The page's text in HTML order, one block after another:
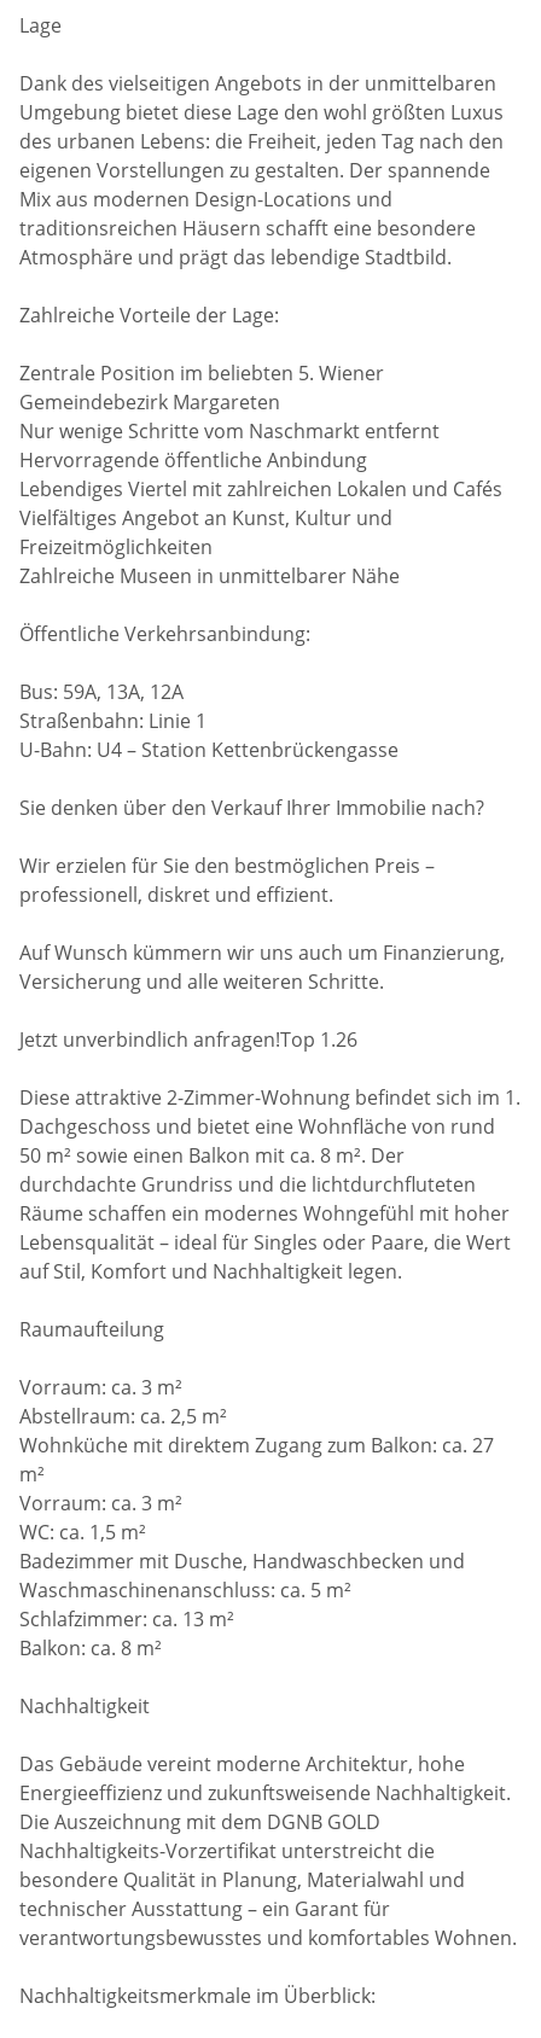
Lage
Dank des vielseitigen Angebots in der unmittelbaren
Umgebung bietet diese Lage den wohl größten Luxus
des urbanen Lebens: die Freiheit, jeden Tag nach den
eigenen Vorstellungen zu gestalten. Der spannende
Mix aus modernen Design-Locations und
traditionsreichen Häusern schafft eine besondere
Atmosphäre und prägt das lebendige Stadtbild.
Zahlreiche Vorteile der Lage:
Zentrale Position im beliebten 5. Wiener
Gemeindebezirk Margareten
Nur wenige Schritte vom Naschmarkt entfernt
Hervorragende öffentliche Anbindung
Lebendiges Viertel mit zahlreichen Lokalen und Cafés
Vielfältiges Angebot an Kunst, Kultur und
Freizeitmöglichkeiten
Zahlreiche Museen in unmittelbarer Nähe
Öffentliche Verkehrsanbindung:
Bus: 59A, 13A, 12A
Straßenbahn: Linie 1
U-Bahn: U4 – Station Kettenbrückengasse
Sie denken über den Verkauf Ihrer Immobilie nach?
Wir erzielen für Sie den bestmöglichen Preis –
professionell, diskret und effizient.
Auf Wunsch kümmern wir uns auch um Finanzierung,
Versicherung und alle weiteren Schritte.
Jetzt unverbindlich anfragen!Top 1.26
Diese attraktive 2-Zimmer-Wohnung befindet sich im 1.
Dachgeschoss und bietet eine Wohnfläche von rund
50 m² sowie einen Balkon mit ca. 8 m². Der
durchdachte Grundriss und die lichtdurchfluteten
Räume schaffen ein modernes Wohngefühl mit hoher
Lebensqualität – ideal für Singles oder Paare, die Wert
auf Stil, Komfort und Nachhaltigkeit legen.
Raumaufteilung
Vorraum: ca. 3 m²
Abstellraum: ca. 2,5 m²
Wohnküche mit direktem Zugang zum Balkon: ca. 27
m²
Vorraum: ca. 3 m²
WC: ca. 1,5 m²
Badezimmer mit Dusche, Handwaschbecken und
Waschmaschinenanschluss: ca. 5 m²
Schlafzimmer: ca. 13 m²
Balkon: ca. 8 m²
Nachhaltigkeit
Das Gebäude vereint moderne Architektur, hohe
Energieeffizienz und zukunftsweisende Nachhaltigkeit.
Die Auszeichnung mit dem DGNB GOLD
Nachhaltigkeits-Vorzertifikat unterstreicht die
besondere Qualität in Planung, Materialwahl und
technischer Ausstattung – ein Garant für
verantwortungsbewusstes und komfortables Wohnen.
Nachhaltigkeitsmerkmale im Überblick: